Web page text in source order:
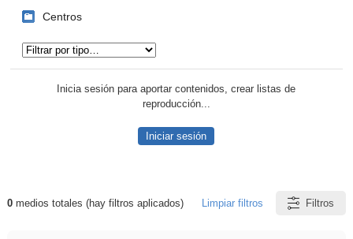
Centros
Inicia sesión para aportar contenidos, crear listas de
reproducción...
Iniciar sesión
Resultados de: Experiencias
0medios totales (hay filtros aplicados) Limpiar filtros Filtros